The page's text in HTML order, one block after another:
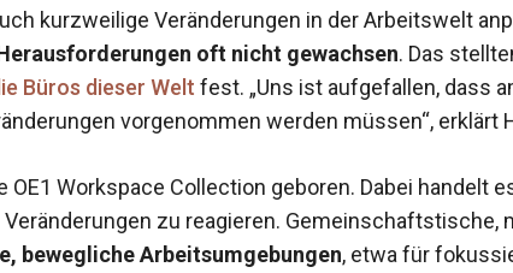
kurzweilige Veränderungen in der Arbeitswelt
oft nicht gewachsen. Das
Büros dieser Welt fest. „Uns ist aufgefallen, dass
vorgenommen werden müssen“, erklärt
Workspace Collection geboren. Dabei handelt
zu reagieren. Gemeinschaftstische,
bewegliche Arbeitsumgebungen, etwa für